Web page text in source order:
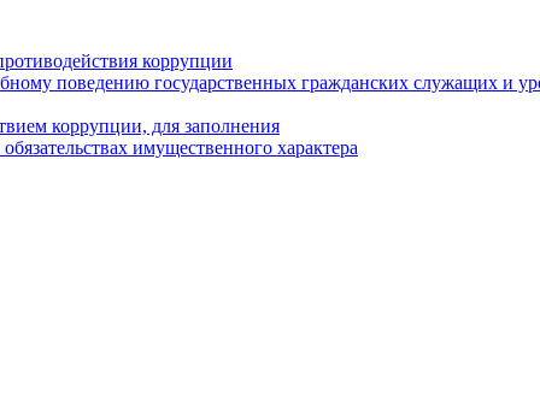
коррупции
поведению государственных гражданских служащих и
коррупции, для заполнения
имущественного характера